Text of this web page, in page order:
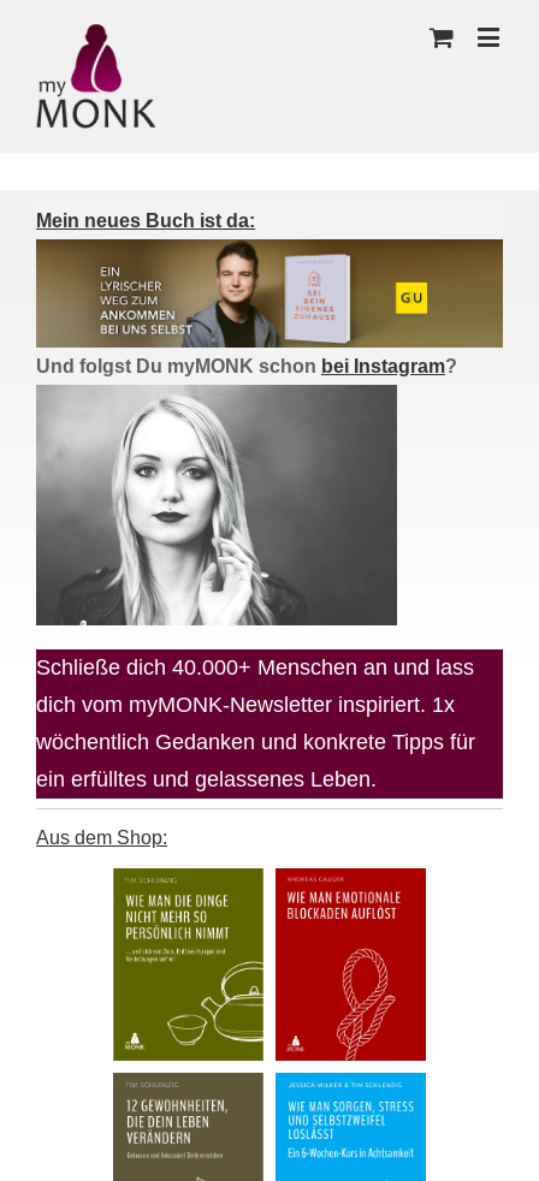
Mein neues Buch ist da:
Und folgst Du myMONK schon bei Instagram?
Schließe dich 40.000+ Menschen an und lass
dich vom myMONK-Newsletter inspiriert. 1x
wöchentlich Gedanken und konkrete Tipps für
ein erfülltes und gelassenes Leben.
Aus dem Shop: